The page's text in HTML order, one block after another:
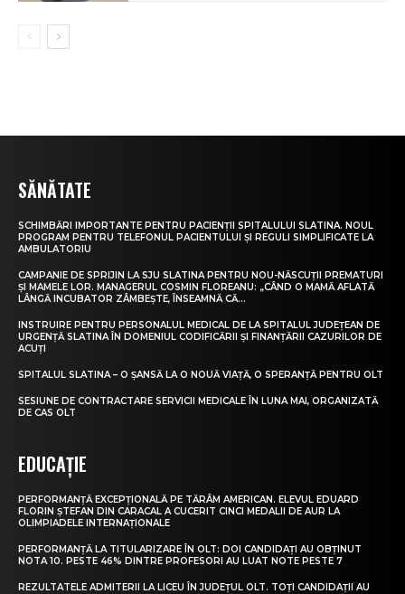
SĂNĂTATE
SCHIMBĂRI IMPORTANTE PENTRU PACIENȚII SPITALULUI SLATINA. NOUL
PROGRAM PENTRU TELEFONUL PACIENTULUI ȘI REGULI SIMPLIFICATE LA
AMBULATORIU
CAMPANIE DE SPRIJIN LA SJU SLATINA PENTRU NOU-NĂSCUȚII PREMATURI
ȘI MAMELE LOR. MANAGERUL COSMIN FLOREANU: „CÂND O MAMĂ AFLATĂ
LÂNGĂ INCUBATOR ZÂMBEȘTE, ÎNSEAMNĂ CĂ...
INSTRUIRE PENTRU PERSONALUL MEDICAL DE LA SPITALUL JUDEȚEAN DE
URGENȚĂ SLATINA ÎN DOMENIUL CODIFICĂRII ȘI FINANȚĂRII CAZURILOR DE
ACUȚI
SPITALUL SLATINA – O ȘANSĂ LA O NOUĂ VIAȚĂ, O SPERANȚĂ PENTRU OLT
SESIUNE DE CONTRACTARE SERVICII MEDICALE ÎN LUNA MAI, ORGANIZATĂ
DE CAS OLT
EDUCAȚIE
PERFORMANȚĂ EXCEPȚIONALĂ PE TĂRÂM AMERICAN. ELEVUL EDUARD
FLORIN ȘTEFAN DIN CARACAL A CUCERIT CINCI MEDALII DE AUR LA
OLIMPIADELE INTERNAȚIONALE
PERFORMANȚĂ LA TITULARIZARE ÎN OLT: DOI CANDIDAȚI AU OBȚINUT
NOTA 10. PESTE 46% DINTRE PROFESORI AU LUAT NOTE PESTE 7
REZULTATELE ADMITERII LA LICEU ÎN JUDEȚUL OLT. TOȚI CANDIDAȚII AU